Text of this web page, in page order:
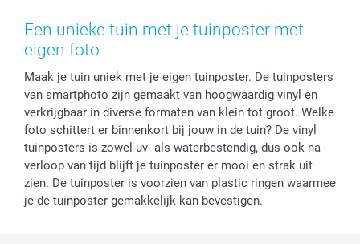
Herroepingsrecht
Privacy
Reviews
Prijslijst
Investor Relations
Mijn orderstatus
smartbonus
service@smartphoto.nl
Affiliate partnerprogramma
Partnerships
Influencer partnerprogramma
Baby
Moederdag
Huwelijk
Een unieke tuin met je tuinposter met
eigen foto
Maak je tuin uniek met je eigen tuinposter. De tuinposters
van smartphoto zijn gemaakt van hoogwaardig vinyl en
verkrijgbaar in diverse formaten van klein tot groot. Welke
foto schittert er binnenkort bij jouw in de tuin? De vinyl
tuinposters is zowel uv- als waterbestendig, dus ook na
verloop van tijd blijft je tuinposter er mooi en strak uit
zien. De tuinposter is voorzien van plastic ringen waarmee
je de tuinposter gemakkelijk kan bevestigen.